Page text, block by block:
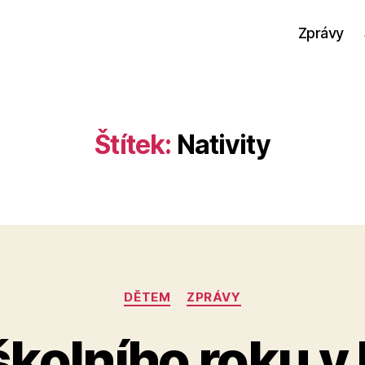
Zprávy
Štítek: Nativity
Rubriky
DĚTEM ZPRÁVY